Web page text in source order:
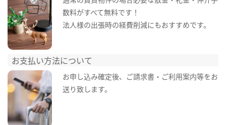
数料がすべて無料です！
法人様の出張時の経費削減にもおすすめです。
お支払い方法について
お申し込み確定後、ご請求書・ご利用案内等をお
送り致します。